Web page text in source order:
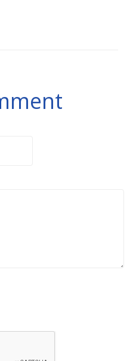
mail addresses turn into links
automatically.